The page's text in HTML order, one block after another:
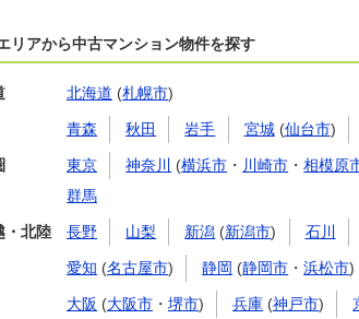
リアから中古マンション物件を探す
北海道 (札幌市)
青森 秋田 岩手 宮城(仙台市)
東京 神奈川 (横浜市 ・ 川崎市 ・相模原
群馬
・北陸 長野 山梨 新潟 (新潟市) 石川
愛知 (名古屋市) 静岡 (静岡市 ・浜松市)
大阪 (大阪市 ・ 堺市) 兵庫 (神戸市)